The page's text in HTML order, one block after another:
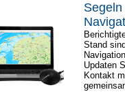
Stand
Updaten
Kontakt